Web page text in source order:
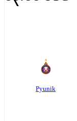
Pyunik